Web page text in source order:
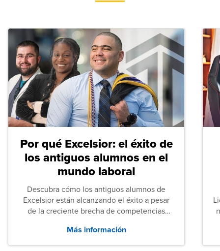
Por qué Excelsior: el éxito de
los antiguos alumnos en el
mundo laboral
Descubra cómo los antiguos alumnos de
Excelsior están alcanzando el éxito a pesar
de la creciente brecha de competencias
tanto las empresas como los recién
graduados en todo Estados Unidos.
Más información